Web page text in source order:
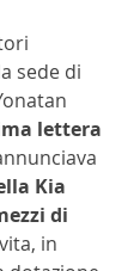
sede di
lettera
Kia
di
in